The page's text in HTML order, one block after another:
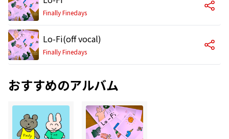
Finally Finedays
Lo-Fi(off vocal)
Finally Finedays
おすすめのアルバム